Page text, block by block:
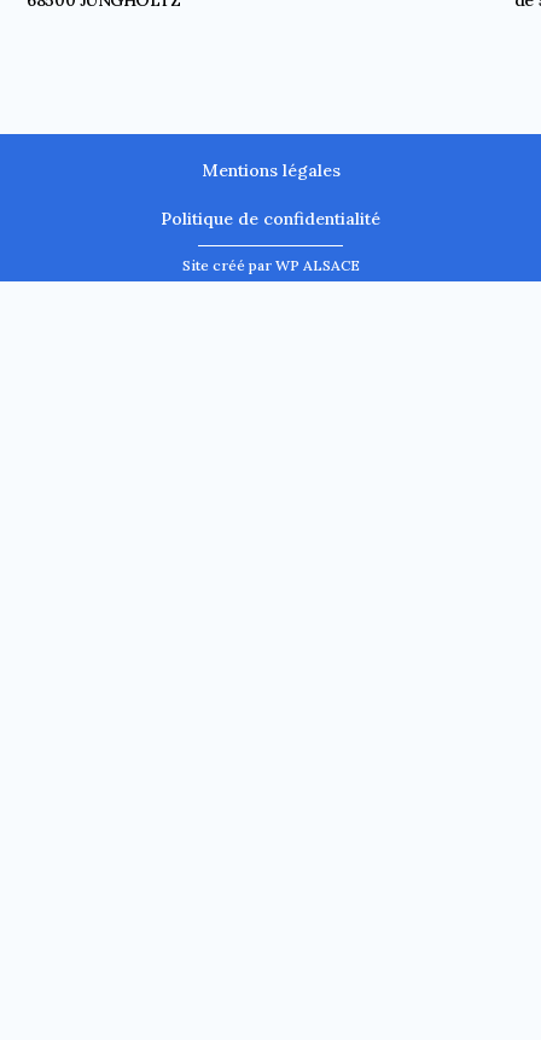
Mentions légales
Politique de confidentialité
Site créé par WP ALSACE